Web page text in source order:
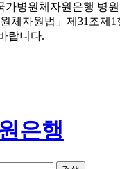
가병원체자원은행 병
체자원법」제31조제
랍니다.
은행